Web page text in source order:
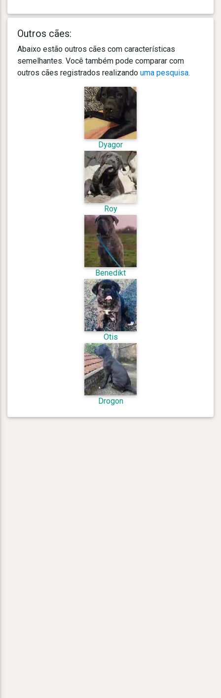
Outros cães:
Abaixo estão outros cães com características
semelhantes. Você também pode comparar com
outros cães registrados realizando uma pesquisa.
Dyagor
Roy
Benedikt
Otis
Drogon